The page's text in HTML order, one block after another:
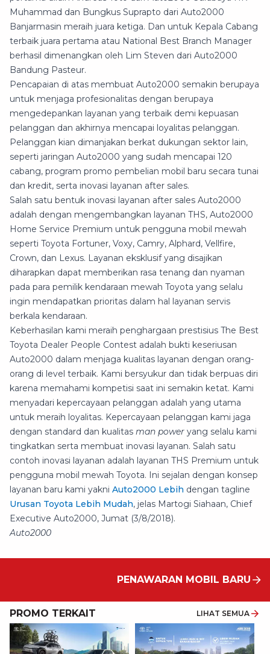
Muhammad dan Bungkus Suprapto dari Auto2000
Banjarmasin meraih juara ketiga. Dan untuk Kepala Cabang
terbaik juara pertama atau National Best Branch Manager
berhasil dimenangkan oleh Lim Steven dari Auto2000
Bandung Pasteur.
Pencapaian di atas membuat Auto2000 semakin berupaya
untuk menjaga profesionalitas dengan berupaya
mengedepankan layanan yang terbaik demi kepuasan
pelanggan dan akhirnya mencapai loyalitas pelanggan.
Pelanggan kian dimanjakan berkat dukungan sektor lain,
seperti jaringan Auto2000 yang sudah mencapai 120
cabang, program promo pembelian mobil baru secara tunai
dan kredit, serta inovasi layanan after sales.
Salah satu bentuk inovasi layanan after sales Auto2000
adalah dengan mengembangkan layanan THS, Auto2000
Home Service Premium untuk pengguna mobil mewah
seperti Toyota Fortuner, Voxy, Camry, Alphard, Vellfire,
Crown, dan Lexus. Layanan eksklusif yang disajikan
diharapkan dapat memberikan rasa tenang dan nyaman
pada para pemilik kendaraan mewah Toyota yang selalu
ingin mendapatkan prioritas dalam hal layanan servis
berkala kendaraan.
Keberhasilan kami meraih penghargaan prestisius The Best
Toyota Dealer People Contest adalah bukti keseriusan
Auto2000 dalam menjaga kualitas layanan dengan orang-
orang di level terbaik. Kami bersyukur dan tidak berpuas diri
karena memahami kompetisi saat ini semakin ketat. Kami
menyadari kepercayaan pelanggan adalah yang utama
untuk meraih loyalitas. Kepercayaan pelanggan kami jaga
dengan standard dan kualitas man power yang selalu kami
tingkatkan serta membuat inovasi layanan. Salah satu
contoh inovasi layanan adalah layanan THS Premium untuk
pengguna mobil mewah Toyota. Ini sejalan dengan konsep
layanan baru kami yakni Auto2000 Lebih dengan tagline
Urusan Toyota Lebih Mudah, jelas Martogi Siahaan, Chief
Executive Auto2000, Jumat (3/8/2018).
Auto2000
PENAWARAN MOBIL BARU
PROMO TERKAIT LIHAT SEMUA